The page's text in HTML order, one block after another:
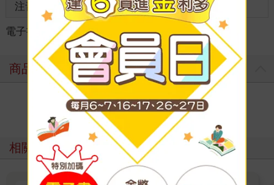
注音 級別
電子書 新書搶先看★ ＞ 綜合書籍 ＞
商品評價
寫評價
相關主題